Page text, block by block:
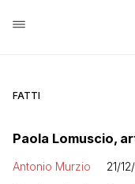
FATTI
Paola Lomuscio,
Antonio Murzio 21/